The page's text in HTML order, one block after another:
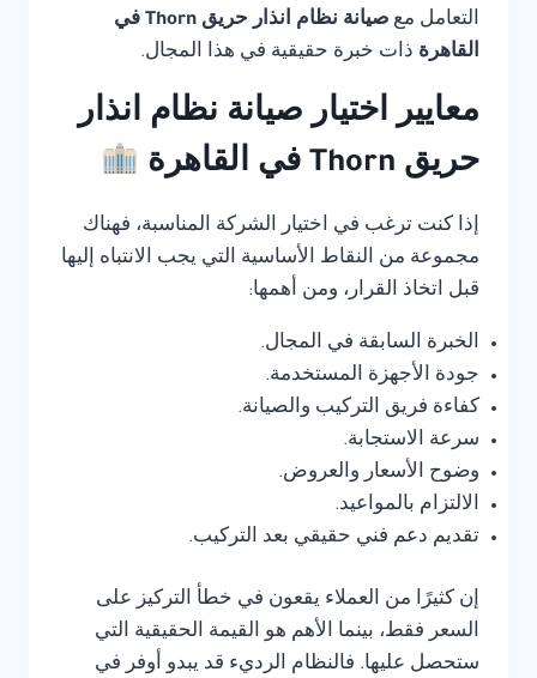
التعامل مع
صيانة نظام انذار حريق Thorn في
القاهرة ذات خبرة حقيقية في هذا المجال.
معايير اختيار صيانة نظام انذار
حريق Thorn في القاهرة
إذا كنت ترغب في اختيار الشركة المناسبة، فهناك
مجموعة من النقاط الأساسية التي يجب الانتباه إليها
قبل اتخاذ القرار، ومن أهمها:
الخبرة السابقة في المجال.
جودة الأجهزة المستخدمة.
كفاءة فريق التركيب والصيانة.
سرعة الاستجابة.
وضوح الأسعار والعروض.
الالتزام بالمواعيد.
تقديم دعم فني حقيقي بعد التركيب.
إن كثيرًا من العملاء يقعون في خطأ التركيز على
السعر فقط، بينما الأهم هو القيمة الحقيقية التي
ستحصل عليها. فالنظام الرديء قد يبدو أوفر في